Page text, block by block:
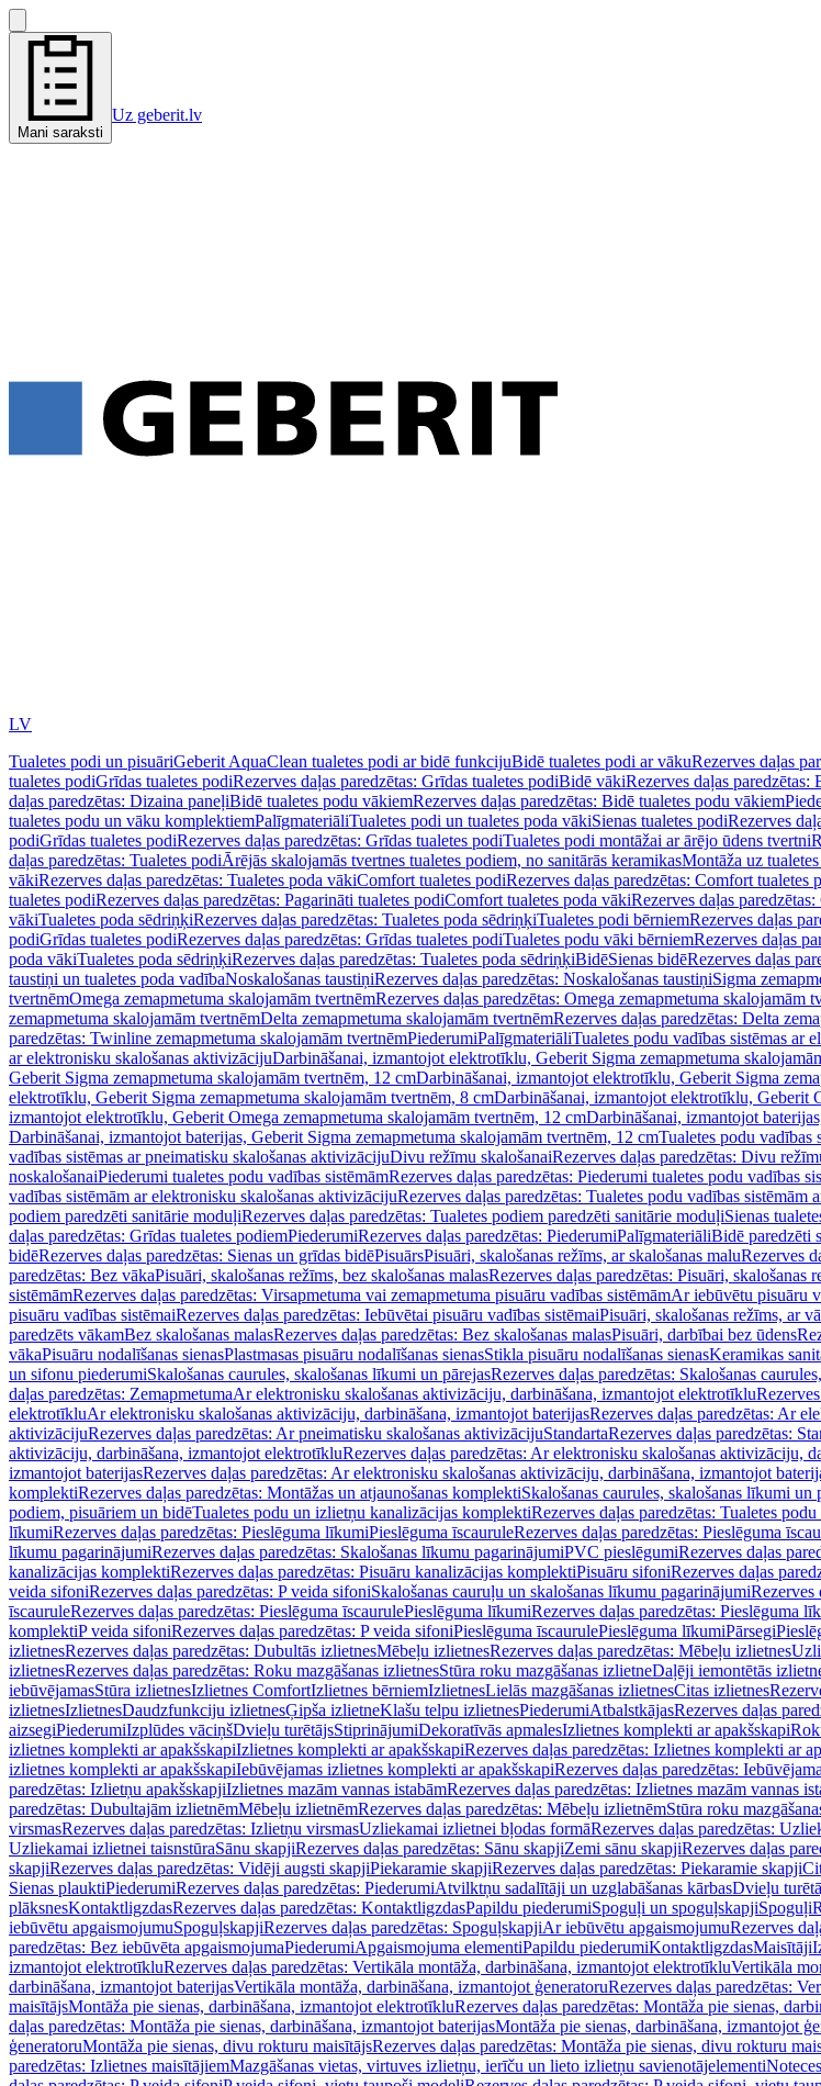
Mani saraksti
Uz geberit.lv
LV
Tualetes podi un pisuāriGeberit AquaClean tualetes podi ar bidē funkcijuBidē tualetes podi ar vākuRezerves daļas
tualetes podiGrīdas tualetes podiRezerves daļas paredzētas: Grīdas tualetes podiBidē vākiRezerves daļas paredzētas:
daļas paredzētas: Dizaina paneļiBidē tualetes podu vākiemRezerves daļas paredzētas: Bidē tualetes podu vākiem
tualetes podu un vāku komplektiemPalīgmateriāliTualetes podi un tualetes poda vākiSienas tualetes podiRezerves
podiGrīdas tualetes podiRezerves daļas paredzētas: Grīdas tualetes podiTualetes podi montāžai ar ārējo ūdens tvertni
daļas paredzētas: Tualetes podiĀrējās skalojamās tvertnes tualetes podiem, no sanitārās keramikasMontāža uz
vākiRezerves daļas paredzētas: Tualetes poda vākiComfort tualetes podiRezerves daļas paredzētas: Comfort tualetes
tualetes podiRezerves daļas paredzētas: Pagarināti tualetes podiComfort tualetes poda vākiRezerves daļas
vākiTualetes poda sēdriņķiRezerves daļas paredzētas: Tualetes poda sēdriņķiTualetes podi bērniemRezerves daļas
podiGrīdas tualetes podiRezerves daļas paredzētas: Grīdas tualetes podiTualetes podu vāki bērniemRezerves daļas
poda vākiTualetes poda sēdriņķiRezerves daļas paredzētas: Tualetes poda sēdriņķiBidēSienas bidēRezerves daļas
taustiņi un tualetes poda vadībaNoskalošanas taustiņiRezerves daļas paredzētas: Noskalošanas taustiņiSigma
tvertnēmOmega zemapmetuma skalojamām tvertnēmRezerves daļas paredzētas: Omega zemapmetuma skalojamām
zemapmetuma skalojamām tvertnēmDelta zemapmetuma skalojamām tvertnēmRezerves daļas paredzētas: Delta
paredzētas: Twinline zemapmetuma skalojamām tvertnēmPiederumiPalīgmateriāliTualetes podu vadības sistēmas ar
ar elektronisku skalošanas aktivizācijuDarbināšanai, izmantojot elektrotīklu, Geberit Sigma zemapmetuma
Geberit Sigma zemapmetuma skalojamām tvertnēm, 12 cmDarbināšanai, izmantojot elektrotīklu, Geberit Sigma
elektrotīklu, Geberit Sigma zemapmetuma skalojamām tvertnēm, 8 cmDarbināšanai, izmantojot elektrotīklu, Geberit
izmantojot elektrotīklu, Geberit Omega zemapmetuma skalojamām tvertnēm, 12 cmDarbināšanai, izmantojot
Darbināšanai, izmantojot baterijas, Geberit Sigma zemapmetuma skalojamām tvertnēm, 12 cmTualetes podu vadības
vadības sistēmas ar pneimatisku skalošanas aktivizācijuDivu režīmu skalošanaiRezerves daļas paredzētas: Divu
noskalošanaiPiederumi tualetes podu vadības sistēmāmRezerves daļas paredzētas: Piederumi tualetes podu vadības
vadības sistēmām ar elektronisku skalošanas aktivizācijuRezerves daļas paredzētas: Tualetes podu vadības
podiem paredzēti sanitārie moduļiRezerves daļas paredzētas: Tualetes podiem paredzēti sanitārie moduļiSienas
daļas paredzētas: Grīdas tualetes podiemPiederumiRezerves daļas paredzētas: PiederumiPalīgmateriāliBidē paredzēti
bidēRezerves daļas paredzētas: Sienas un grīdas bidēPisuārsPisuāri, skalošanas režīms, ar skalošanas maluRezerves
paredzētas: Bez vākaPisuāri, skalošanas režīms, bez skalošanas malasRezerves daļas paredzētas: Pisuāri, skalošanas
sistēmāmRezerves daļas paredzētas: Virsapmetuma vai zemapmetuma pisuāru vadības sistēmāmAr iebūvētu pisuāru
pisuāru vadības sistēmaiRezerves daļas paredzētas: Iebūvētai pisuāru vadības sistēmaiPisuāri, skalošanas režīms, ar
paredzēts vākamBez skalošanas malasRezerves daļas paredzētas: Bez skalošanas malasPisuāri, darbībai bez ūdens
vākaPisuāru nodalīšanas sienasPlastmasas pisuāru nodalīšanas sienasStikla pisuāru nodalīšanas sienasKeramikas
un sifonu piederumiSkalošanas caurules, skalošanas līkumi un pārejasRezerves daļas paredzētas: Skalošanas
daļas paredzētas: ZemapmetumaAr elektronisku skalošanas aktivizāciju, darbināšana, izmantojot elektrotīklu
elektrotīkluAr elektronisku skalošanas aktivizāciju, darbināšana, izmantojot baterijasRezerves daļas paredzētas: Ar
aktivizācijuRezerves daļas paredzētas: Ar pneimatisku skalošanas aktivizācijuStandartaRezerves daļas paredzētas:
aktivizāciju, darbināšana, izmantojot elektrotīkluRezerves daļas paredzētas: Ar elektronisku skalošanas aktivizāciju,
izmantojot baterijasRezerves daļas paredzētas: Ar elektronisku skalošanas aktivizāciju, darbināšana, izmantojot
komplektiRezerves daļas paredzētas: Montāžas un atjaunošanas komplektiSkalošanas caurules, skalošanas līkumi un
podiem, pisuāriem un bidēTualetes podu un izlietņu kanalizācijas komplektiRezerves daļas paredzētas: Tualetes
līkumiRezerves daļas paredzētas: Pieslēguma līkumiPieslēguma īscauruleRezerves daļas paredzētas: Pieslēguma
līkumu pagarinājumiRezerves daļas paredzētas: Skalošanas līkumu pagarinājumiPVC pieslēgumiRezerves daļas
kanalizācijas komplektiRezerves daļas paredzētas: Pisuāru kanalizācijas komplektiPisuāru sifoniRezerves daļas
veida sifoniRezerves daļas paredzētas: P veida sifoniSkalošanas cauruļu un skalošanas līkumu pagarinājumiRezerves
īscauruleRezerves daļas paredzētas: Pieslēguma īscaurulePieslēguma līkumiRezerves daļas paredzētas: Pieslēguma
komplektiP veida sifoniRezerves daļas paredzētas: P veida sifoniPieslēguma īscaurulePieslēguma līkumiPārsegi
izlietnesRezerves daļas paredzētas: Dubultās izlietnesMēbeļu izlietnesRezerves daļas paredzētas: Mēbeļu izlietnes
izlietnesRezerves daļas paredzētas: Roku mazgāšanas izlietnesStūra roku mazgāšanas izlietneDaļēji iemontētās
iebūvējamasStūra izlietnesIzlietnes ComfortIzlietnes bērniemIzlietnesLielās mazgāšanas izlietnesCitas izlietnes
izlietnesIzlietnesDaudzfunkciju izlietnesĢipša izlietneKlašu telpu izlietnesPiederumiAtbalstkājasRezerves daļas
aizsegiPiederumiIzplūdes vāciņšDvieļu turētājsStiprinājumiDekoratīvās apmalesIzlietnes komplekti ar apakšskapi
izlietnes komplekti ar apakšskapiIzlietnes komplekti ar apakšskapiRezerves daļas paredzētas: Izlietnes komplekti ar
izlietnes komplekti ar apakšskapiIebūvējamas izlietnes komplekti ar apakšskapiRezerves daļas paredzētas:
paredzētas: Izlietņu apakšskapjiIzlietnes mazām vannas istabāmRezerves daļas paredzētas: Izlietnes mazām vannas
paredzētas: Dubultajām izlietnēmMēbeļu izlietnēmRezerves daļas paredzētas: Mēbeļu izlietnēmStūra roku
virsmasRezerves daļas paredzētas: Izlietņu virsmasUzliekamai izlietnei bļodas formāRezerves daļas paredzētas:
Uzliekamai izlietnei taisnstūraSānu skapjiRezerves daļas paredzētas: Sānu skapjiZemi sānu skapjiRezerves daļas
skapjiRezerves daļas paredzētas: Vidēji augsti skapjiPiekaramie skapjiRezerves daļas paredzētas: Piekaramie skapji
Sienas plauktiPiederumiRezerves daļas paredzētas: PiederumiAtvilktņu sadalītāji un uzglabāšanas kārbasDvieļu
plāksnesKontaktligzdasRezerves daļas paredzētas: KontaktligzdasPapildu piederumiSpoguļi un spoguļskapjiSpoguļi
iebūvētu apgaismojumuSpoguļskapjiRezerves daļas paredzētas: SpoguļskapjiAr iebūvētu apgaismojumuRezerves
paredzētas: Bez iebūvēta apgaismojumaPiederumiApgaismojuma elementiPapildu piederumiKontaktligzdasMaisītāji
izmantojot elektrotīkluRezerves daļas paredzētas: Vertikāla montāža, darbināšana, izmantojot elektrotīkluVertikāla
darbināšana, izmantojot baterijasVertikāla montāža, darbināšana, izmantojot ģeneratoruRezerves daļas paredzētas:
maisītājsMontāža pie sienas, darbināšana, izmantojot elektrotīkluRezerves daļas paredzētas: Montāža pie sienas,
daļas paredzētas: Montāža pie sienas, darbināšana, izmantojot baterijasMontāža pie sienas, darbināšana, izmantojot
ģeneratoruMontāža pie sienas, divu rokturu maisītājsRezerves daļas paredzētas: Montāža pie sienas, divu rokturu
paredzētas: Izlietnes maisītājiemMazgāšanas vietas, virtuves izlietņu, ierīču un lieto izlietņu savienotājelementi